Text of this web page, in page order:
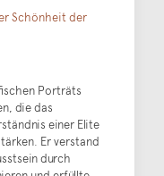
Schönheit der
Porträts
die das
einer Elite
Er verstand
durch